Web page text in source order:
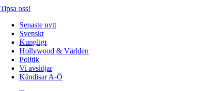
Tipsa oss!
Senaste nytt
Svenskt
Kungligt
Hollywood & Världen
Politik
Vi avslöjar
Kändisar A-Ö